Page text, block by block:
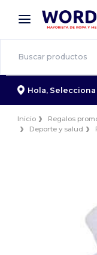
× App de
¡Mejores
Hola,
Inicio Regalos
Deporte y salud